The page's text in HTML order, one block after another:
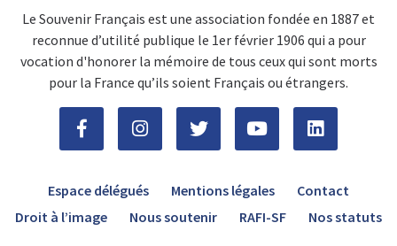
Le Souvenir Français est une association fondée en 1887 et
reconnue d’utilité publique le 1er février 1906 qui a pour
vocation d'honorer la mémoire de tous ceux qui sont morts
pour la France qu’ils soient Français ou étrangers.
Espace délégués Mentions légales
Contact
Droit à l’image
Nous soutenir RAFI-SF Nos statuts